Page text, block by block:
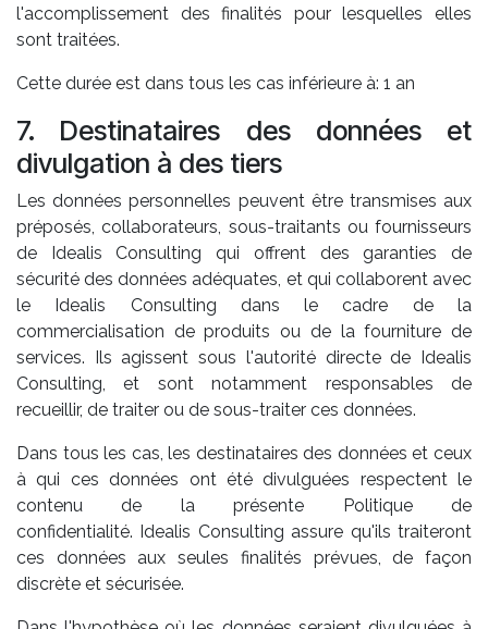
l'accomplissement des finalités pour lesquelles elles
sont traitées.
Cette durée est dans tous les cas inférieure à: 1 an
7. Destinataires des données et
divulgation à des tiers
Les données personnelles peuvent être transmises aux
préposés, collaborateurs, sous-traitants ou fournisseurs
de Idealis Consulting qui offrent des garanties de
sécurité des données adéquates, et qui collaborent avec
le Idealis Consulting dans le cadre de la
commercialisation de produits ou de la fourniture de
services. Ils agissent sous l'autorité directe de Idealis
Consulting, et sont notamment responsables de
recueillir, de traiter ou de sous-traiter ces données.
Dans tous les cas, les destinataires des données et ceux
à qui ces données ont été divulguées respectent le
contenu de la présente Politique de
confidentialité. Idealis Consulting assure qu'ils traiteront
ces données aux seules finalités prévues, de façon
discrète et sécurisée.